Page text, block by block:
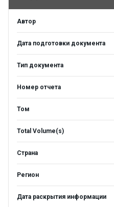
Автор
Дата подготовки документа
Тип документа
Номер отчета
Том
Total Volume(s)
Страна
Регион
Дата раскрытия информации